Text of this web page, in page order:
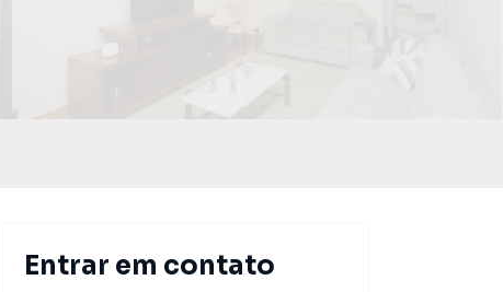
Entrar em contato